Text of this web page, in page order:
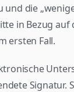
und die
in Bezug auf
ersten Fall.
Signatur.